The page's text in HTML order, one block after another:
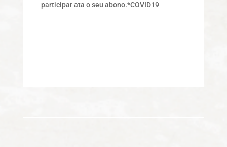
participar ata o seu abono.*COVID19